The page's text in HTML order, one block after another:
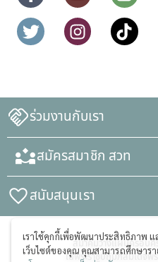
ร่วมงานกับเรา
สมัครสมาชิก สวท
สนับสนุนเรา
สมาคมวางแผนครอบค
ในพระราชูปถัมภ์สมเด็จ
เราใช้คุกกี้เพื่อพัฒนาประสิทธิภาพ
เว็บไซต์ของคุณ คุณสามารถศึกษารา